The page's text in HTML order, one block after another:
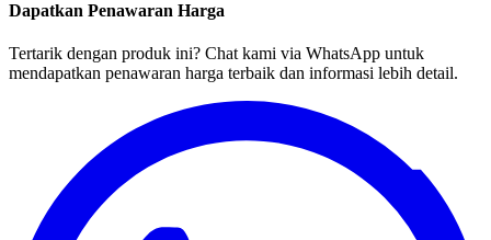
Dapatkan Penawaran Harga
Tertarik dengan produk ini? Chat kami via WhatsApp untuk
mendapatkan penawaran harga terbaik dan informasi lebih detail.